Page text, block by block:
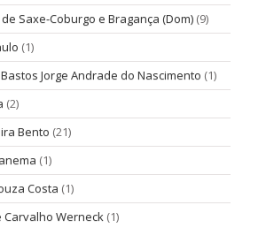
Saxe-Coburgo e Bragança (Dom) (9)
(1)
Jorge Andrade do Nascimento (1)
(2)
Bento (21)
(1)
Costa (1)
Carvalho Werneck (1)